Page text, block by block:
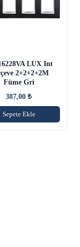
LUX Int
2+2+2+2M
Füme Gri
387,00 ₺
Sepete Ekle